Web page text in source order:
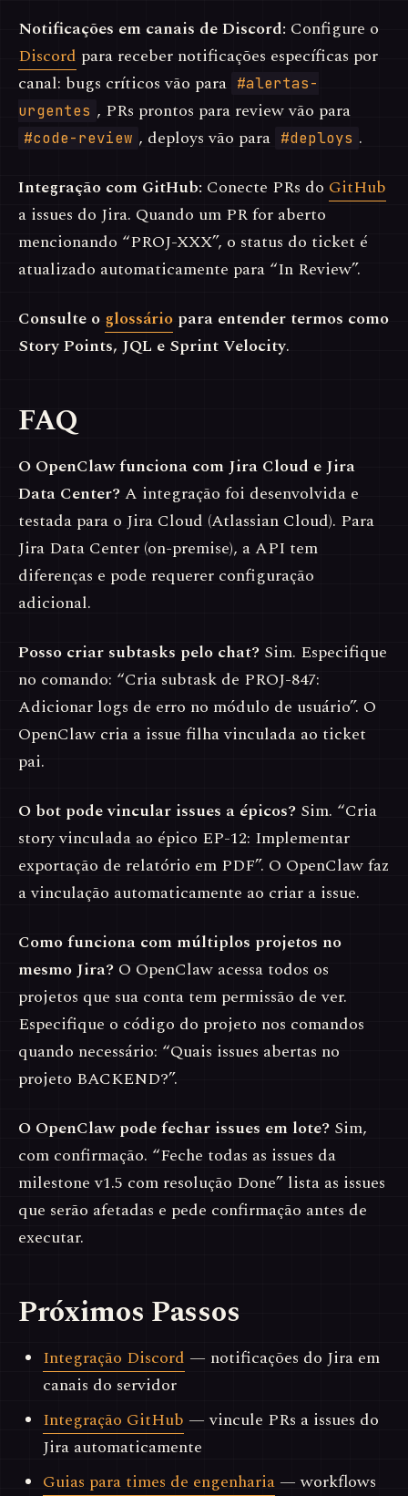
Notificações em canais de Discord: Configure o
Discord para receber notificações específicas por
canal: bugs críticos vão para #alertas-
urgentes , PRs prontos para review vão para
#code-review , deploys vão para #deploys .
Integração com GitHub: Conecte PRs do GitHub
a issues do Jira. Quando um PR for aberto
mencionando “PROJ-XXX”, o status do ticket é
atualizado automaticamente para “In Review”.
Consulte o glossário para entender termos como
Story Points, JQL e Sprint Velocity.
FAQ
O OpenClaw funciona com Jira Cloud e Jira
Data Center?A integração foi desenvolvida e
testada para o Jira Cloud (Atlassian Cloud). Para
Jira Data Center (on-premise), a API tem
diferenças e pode requerer configuração
adicional.
Posso criar subtasks pelo chat? Sim. Especifique
no comando: “Cria subtask de PROJ-847:
Adicionar logs de erro no módulo de usuário”. O
OpenClaw cria a issue filha vinculada ao ticket
pai.
O bot pode vincular issues a épicos? Sim. “Cria
story vinculada ao épico EP-12: Implementar
exportação de relatório em PDF”. O OpenClaw faz
a vinculação automaticamente ao criar a issue.
Como funciona com múltiplos projetos no
mesmo Jira? O OpenClaw acessa todos os
projetos que sua conta tem permissão de ver.
Especifique o código do projeto nos comandos
quando necessário: “Quais issues abertas no
projeto BACKEND?”.
O OpenClaw pode fechar issues em lote? Sim,
com confirmação. “Feche todas as issues da
milestone v1.5 com resolução Done” lista as issues
que serão afetadas e pede confirmação antes de
executar.
Próximos Passos
Integração Discord — notificações do Jira em
canais do servidor
Integração GitHub — vincule PRs a issues do
Jira automaticamente
Guias para times de engenharia — workflows